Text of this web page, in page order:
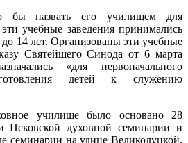
бы назвать его училищем для
учебные заведения принимались
14 лет. Организованы эти учебные
Святейшего Синода от 6 марта
«для первоначального
детей к служению
училище было основано 28
Псковской духовной семинарии и
семинарии на улице Великолуцкой.